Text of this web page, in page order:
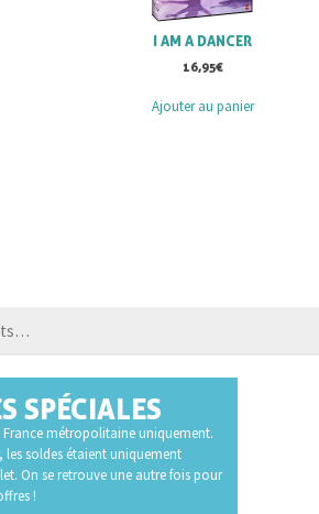
I AM A DANCER
16,95€
Ajouter au panier
SPÉCIALES
France métropolitaine uniquement.
les soldes étaient uniquement
On se retrouve une autre fois pour
!